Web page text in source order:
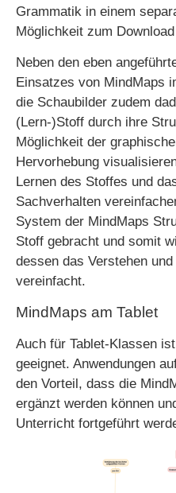
Grammatik in einem
Möglichkeit zum
Neben den eben
Einsatzes von MindMaps
die Schaubilder zudem
(Lern-)Stoff durch ihre
Möglichkeit der
Hervorhebung
Lernen des Stoffes und
Sachverhalten
System der MindMaps
Stoff gebracht und somit
dessen das Verstehen
vereinfacht.
MindMaps am Tablet
Auch für Tablet-Klassen
geeignet. Anwendungen
den Vorteil, dass die
ergänzt werden können
Unterricht fortgeführt